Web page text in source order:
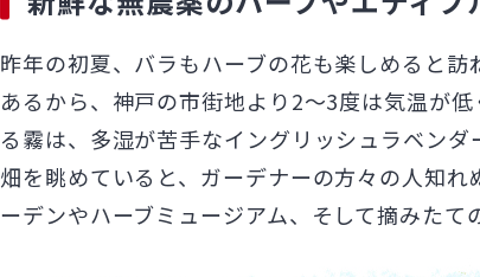
昨年の初夏、バラもハーブの花も楽しめると
あるから、神戸の市街地より2～3度は気温が
る霧は、多湿が苦手なイングリッシュラベン
畑を眺めていると、ガーデナーの方々の人知
ーデンやハーブミュージアム、そして摘みたて